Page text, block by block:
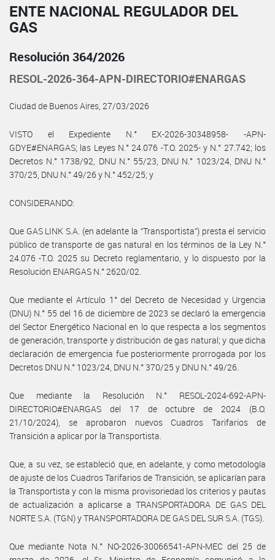
ENTE NACIONAL REGULADOR DEL
GAS
Resolución 364/2026
RESOL-2026-364-APN-DIRECTORIO#ENARGAS
Ciudad de Buenos Aires, 27/03/2026
VISTO el Expediente N.° EX-2026-30348958- -APN-
GDYE#ENARGAS; las Leyes N.° 24.076 -T.O. 2025- y N.° 27.742; los
Decretos N.° 1738/92, DNU N.° 55/23, DNU N.° 1023/24, DNU N.°
370/25, DNU N.° 49/26 y N.° 452/25; y
CONSIDERANDO:
Que GAS LINK S.A. (en adelante la “Transportista”) presta el servicio
público de transporte de gas natural en los términos de la Ley N.°
24.076 -T.O. 2025 su Decreto reglamentario, y lo dispuesto por la
Resolución ENARGAS N.° 2620/02.
Que mediante el Artículo 1° del Decreto de Necesidad y Urgencia
(DNU) N.° 55 del 16 de diciembre de 2023 se declaró la emergencia
del Sector Energético Nacional en lo que respecta a los segmentos
de generación, transporte y distribución de gas natural; y que dicha
declaración de emergencia fue posteriormente prorrogada por los
Decretos DNU N.° 1023/24, DNU N.° 370/25 y DNU N.° 49/26.
Que mediante la Resolución N.° RESOL-2024-692-APN-
DIRECTORIO#ENARGAS del 17 de octubre de 2024 (B.O.
21/10/2024), se aprobaron nuevos Cuadros Tarifarios de
Transición a aplicar por la Transportista.
Que, a su vez, se estableció que, en adelante, y como metodología
de ajuste de los Cuadros Tarifarios de Transición, se aplicarían para
la Transportista y con la misma provisoriedad los criterios y pautas
de actualización a aplicarse a TRANSPORTADORA DE GAS DEL
NORTE S.A. (TGN) y TRANSPORTADORA DE GAS DEL SUR S.A. (TGS).
Que mediante Nota N.° NO-2026-30066541-APN-MEC del 25 de